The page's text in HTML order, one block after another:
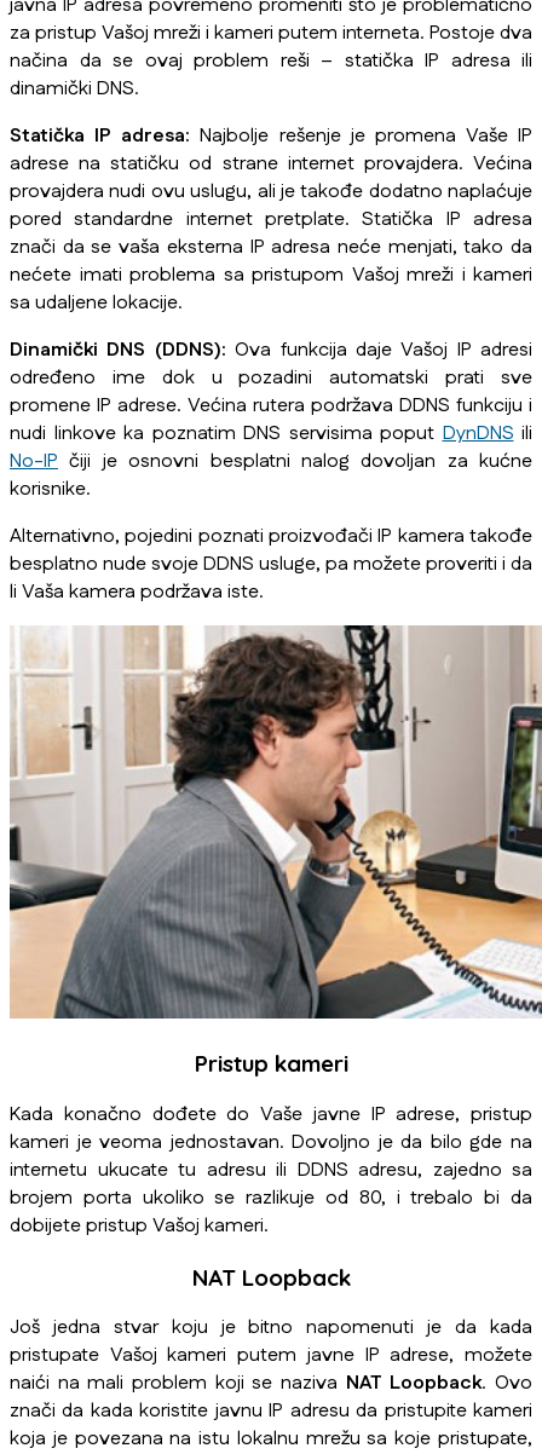
za pristup Vašoj mreži i kameri putem interneta. Postoje dva
načina da se ovaj problem reši – statička IP adresa ili
dinamički DNS.
Statička IP adresa: Najbolje rešenje je promena Vaše IP
adrese na statičku od strane internet provajdera. Većina
provajdera nudi ovu uslugu, ali je takođe dodatno naplaćuje
pored standardne internet pretplate. Statička IP adresa
znači da se vaša eksterna IP adresa neće menjati, tako da
nećete imati problema sa pristupom Vašoj mreži i kameri
sa udaljene lokacije.
Dinamički DNS (DDNS): Ova funkcija daje Vašoj IP adresi
određeno ime dok u pozadini automatski prati sve
promene IP adrese. Većina rutera podržava DDNS funkciju i
nudi linkove ka poznatim DNS servisima poput DynDNS ili
No-IP čiji je osnovni besplatni nalog dovoljan za kućne
korisnike.
Alternativno, pojedini poznati proizvođači IP kamera takođe
besplatno nude svoje DDNS usluge, pa možete proveriti i da
li Vaša kamera podržava iste.
Pristup kameri
Kada konačno dođete do Vaše javne IP adrese, pristup
kameri je veoma jednostavan. Dovoljno je da bilo gde na
internetu ukucate tu adresu ili DDNS adresu, zajedno sa
brojem porta ukoliko se razlikuje od 80, i trebalo bi da
dobijete pristup Vašoj kameri.
NAT Loopback
Još jedna stvar koju je bitno napomenuti je da kada
pristupate Vašoj kameri putem javne IP adrese, možete
naići na mali problem koji se naziva NAT Loopback. Ovo
znači da kada koristite javnu IP adresu da pristupite kameri
koja je povezana na istu lokalnu mrežu sa koje pristupate,